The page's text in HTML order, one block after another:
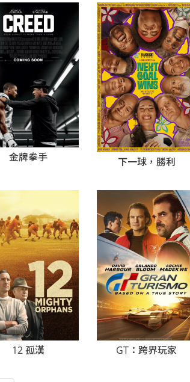
金牌拳手 下一球，勝利
12 孤漢 GT：跨界玩家